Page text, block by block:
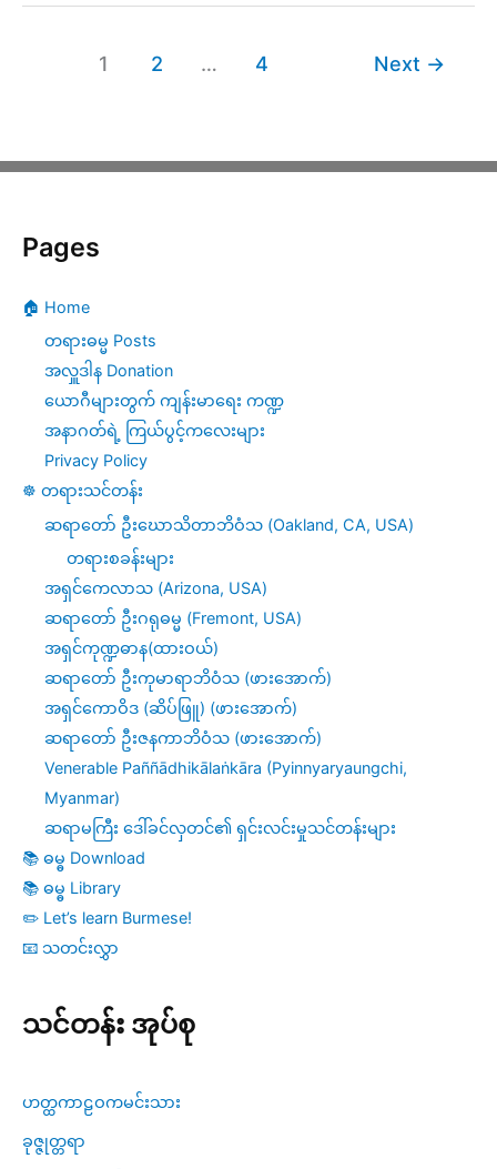
–
ထား
ချင်
1 2 … 4 Next →
Pages
🏠 Home
တရားဓမ္မ Posts
အလှူဒါန Donation
ယောဂီများတွက် ကျန်းမာရေး ကဏ္ဍ
အနာဂတ်ရဲ့ ကြယ်ပွင့်ကလေးများ
Privacy Policy
☸️ တရားသင်တန်း
ဆရာတော် ဦးဃောသိတာဘိဝံသ (Oakland, CA, USA)
တရားစခန်းများ
အရှင်ကေလာသ (Arizona, USA)
ဆရာတော် ဦးဂရုဓမ္မ (Fremont, USA)
အရှင်ကုဏ္ဍဓာန(ထားဝယ်)
ဆရာတော် ဦးကုမာရာဘိဝံသ (ဖားအောက်)
အရှင်ကောဝိဒ (ဆိပ်ဖြူ) (ဖားအောက်)
ဆရာတော် ဦးဇနကာဘိဝံသ (ဖားအောက်)
Venerable Paññādhikālaṅkāra (Pyinnyaryaungchi,
Myanmar)
ဆရာမကြီး ဒေါ်ခင်လှတင်၏ ရှင်းလင်းမှုသင်တန်းများ
📚 ဓမ္ဓ Download
📚 ဓမ္ဓ Library
✏️ Let’s learn Burmese!
📧 သတင်းလွှာ
သင်တန်း အုပ်စု
ဟတ္ထကာဠဝကမင်းသား
ခုဇ္ဇုတ္တရာ